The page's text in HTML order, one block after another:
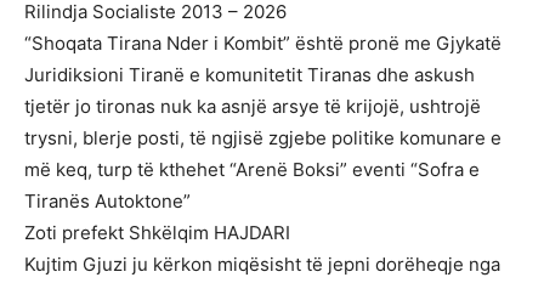
Rilindja Socialiste 2013 – 2026
“Shoqata Tirana Nder i Kombit” është pronë me Gjykatë
Juridiksioni Tiranë e komunitetit Tiranas dhe askush
tjetër jo tironas nuk ka asnjë arsye të krijojë, ushtrojë
trysni, blerje posti, të ngjisë zgjebe politike komunare e
më keq, turp të kthehet “Arenë Boksi” eventi “Sofra e
Tiranës Autoktone”
Zoti prefekt Shkëlqim HAJDARI
Kujtim Gjuzi ju kërkon miqësisht të jepni dorëheqje nga